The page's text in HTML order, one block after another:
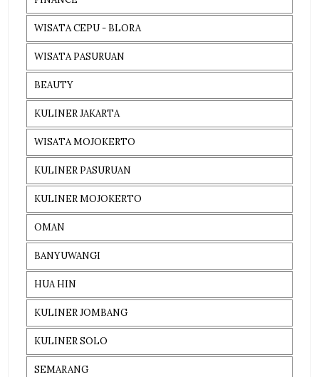
WISATA CEPU - BLORA
WISATA PASURUAN
BEAUTY
KULINER JAKARTA
WISATA MOJOKERTO
KULINER PASURUAN
KULINER MOJOKERTO
OMAN
BANYUWANGI
HUA HIN
KULINER JOMBANG
KULINER SOLO
SEMARANG